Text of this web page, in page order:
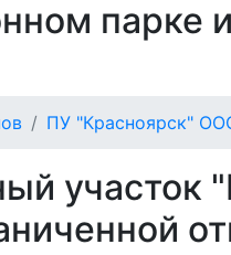
парке
ПУ "Красноярск"
участок